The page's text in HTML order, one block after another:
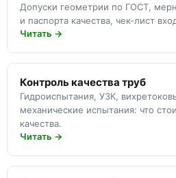
Допуски геометрии по ГОСТ,
и паспорта качества, чек-лист
Читать →
Контроль качества труб
Гидроиспытания, УЗК,
механические испытания: что
качества.
Читать →